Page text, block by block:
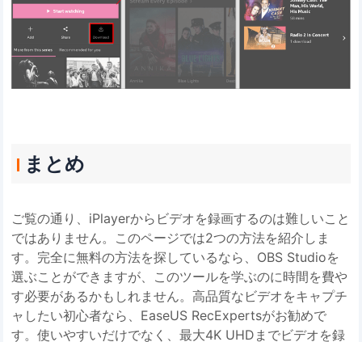
まとめ
ご覧の通り、iPlayerからビデオを録画するのは難しいこと
ではありません。このページでは2つの方法を紹介しま
す。完全に無料の方法を探しているなら、OBS Studioを
選ぶことができますが、このツールを学ぶのに時間を費や
す必要があるかもしれません。高品質なビデオをキャプチ
ャしたい初心者なら、EaseUS RecExpertsがお勧めで
す。使いやすいだけでなく、最大4K UHDまでビデオを録